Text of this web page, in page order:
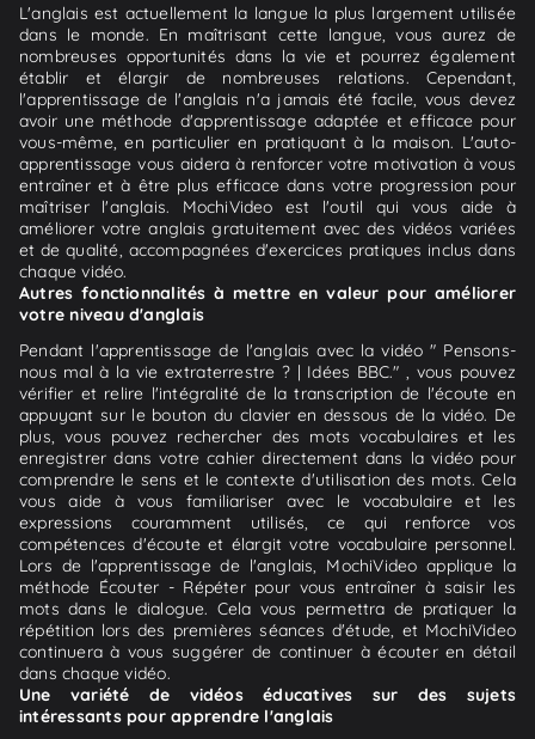
L'anglais est actuellement la langue la plus largement utilisée
dans le monde. En maîtrisant cette langue, vous aurez de
nombreuses opportunités dans la vie et pourrez également
établir et élargir de nombreuses relations. Cependant,
l'apprentissage de l'anglais n'a jamais été facile, vous devez
avoir une méthode d'apprentissage adaptée et efficace pour
vous-même, en particulier en pratiquant à la maison. L'auto-
apprentissage vous aidera à renforcer votre motivation à vous
entraîner et à être plus efficace dans votre progression pour
maîtriser l'anglais. MochiVideo est l'outil qui vous aide à
améliorer votre anglais gratuitement avec des vidéos variées
et de qualité, accompagnées d'exercices pratiques inclus dans
chaque vidéo.
Autres fonctionnalités à mettre en valeur pour améliorer
votre niveau d'anglais
Pendant l'apprentissage de l'anglais avec la vidéo " Pensons-
nous mal à la vie extraterrestre ? | Idées BBC." , vous pouvez
vérifier et relire l'intégralité de la transcription de l'écoute en
appuyant sur le bouton du clavier en dessous de la vidéo. De
plus, vous pouvez rechercher des mots vocabulaires et les
enregistrer dans votre cahier directement dans la vidéo pour
comprendre le sens et le contexte d'utilisation des mots. Cela
vous aide à vous familiariser avec le vocabulaire et les
expressions couramment utilisés, ce qui renforce vos
compétences d'écoute et élargit votre vocabulaire personnel.
Lors de l'apprentissage de l'anglais, MochiVideo applique la
méthode Écouter - Répéter pour vous entraîner à saisir les
mots dans le dialogue. Cela vous permettra de pratiquer la
répétition lors des premières séances d'étude, et MochiVideo
continuera à vous suggérer de continuer à écouter en détail
dans chaque vidéo.
Une variété de vidéos éducatives sur des sujets
intéressants pour apprendre l'anglais